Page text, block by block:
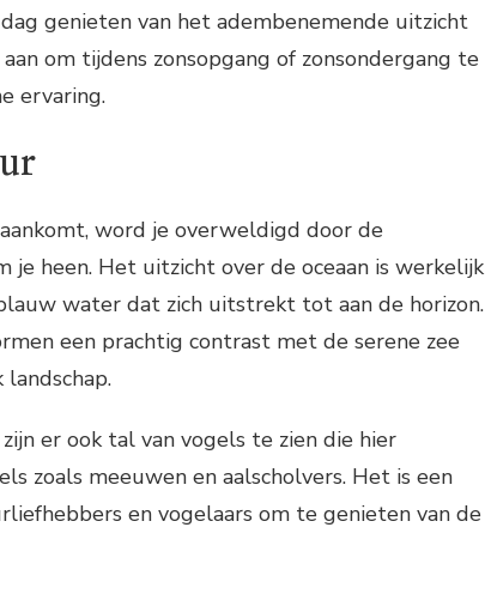
genieten van het adembenemende uitzicht
om tijdens zonsopgang of zonsondergang te
ervaring.
word je overweldigd door de
je heen. Het uitzicht over de oceaan is werkelijk
water dat zich uitstrekt tot aan de horizon.
een prachtig contrast met de serene zee
er ook tal van vogels te zien die hier
zoals meeuwen en aalscholvers. Het is een
en vogelaars om te genieten van de